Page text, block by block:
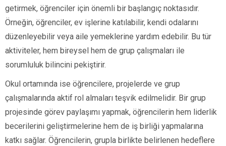
getirmek, öğrenciler için önemli bir başlangıç noktasıdır.
Örneğin, öğrenciler, ev işlerine katılabilir, kendi odalarını
düzenleyebilir veya aile yemeklerine yardım edebilir. Bu tür
aktiviteler, hem bireysel hem de grup çalışmaları ile
sorumluluk bilincini pekiştirir.
Okul ortamında ise öğrencilere, projelerde ve grup
çalışmalarında aktif rol almaları teşvik edilmelidir. Bir grup
projesinde görev paylaşımı yapmak, öğrencilerin hem liderlik
becerilerini geliştirmelerine hem de iş birliği yapmalarına
katkı sağlar. Öğrencilerin, grupla birlikte belirlenen hedeflere